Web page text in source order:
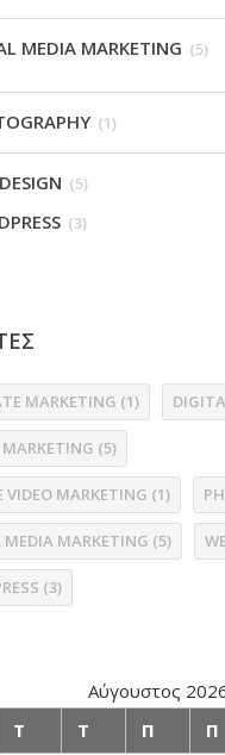
MEDIA MARKETING (5)
(1)
(5)
(3)
MARKETING (1)
(5)
VIDEO MARKETING (1)
MEDIA MARKETING (5)
(3)
Αύγουστος
Τ Τ Π Π